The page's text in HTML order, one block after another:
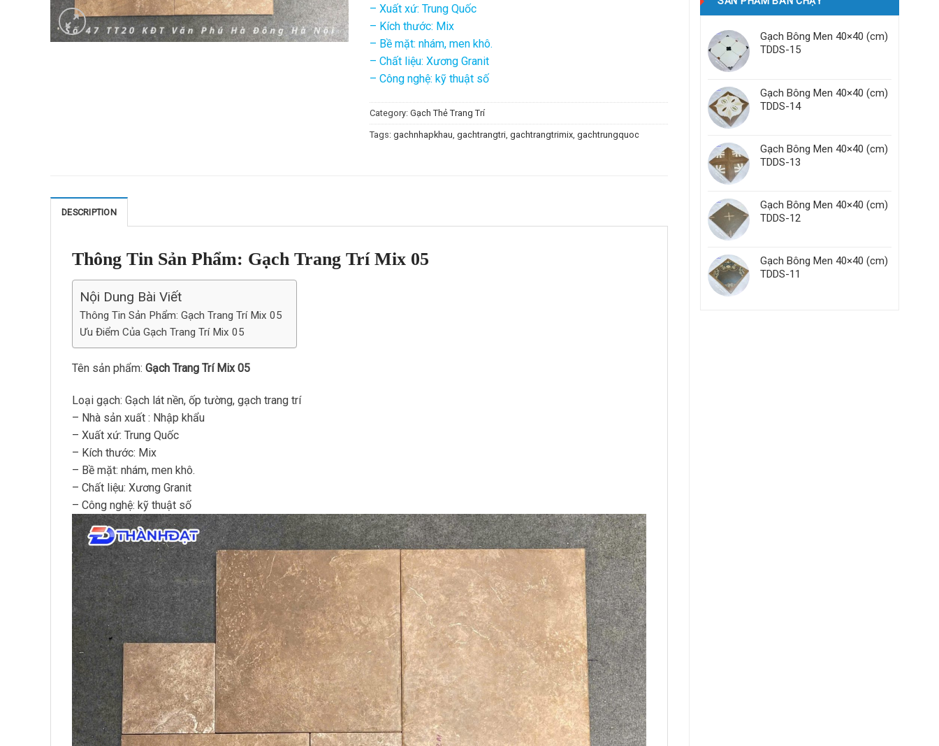
Gạch Bông Men 40×40 (cm)
TDDS-15
Gạch Bông Men 40×40 (cm)
TDDS-14
Gạch Bông Men 40×40 (cm)
TDDS-13
Gạch Bông Men 40×40 (cm)
TDDS-12
Gạch Bông Men 40×40 (cm)
TDDS-11
– Xuất xứ: Trung Quốc
– Kích thước: Mix
– Bề mặt: nhám, men khô.
– Chất liệu: Xương Granit
– Công nghệ: kỹ thuật số
Category: Gạch Thẻ Trang Trí
Tags: gachnhapkhau, gachtrangtri, gachtrangtrimix, gachtrungquoc
DESCRIPTION
Thông Tin Sản Phẩm: Gạch Trang Trí Mix 05
Nội Dung Bài Viết
Thông Tin Sản Phẩm: Gạch Trang Trí Mix 05
Ưu Điểm Của Gạch Trang Trí Mix 05
Tên sản phẩm: Gạch Trang Trí Mix 05
Loại gạch: Gạch lát nền, ốp tường, gạch trang trí
– Nhà sản xuất : Nhập khẩu
– Xuất xứ: Trung Quốc
– Kích thước: Mix
– Bề mặt: nhám, men khô.
– Chất liệu: Xương Granit
– Công nghệ: kỹ thuật số